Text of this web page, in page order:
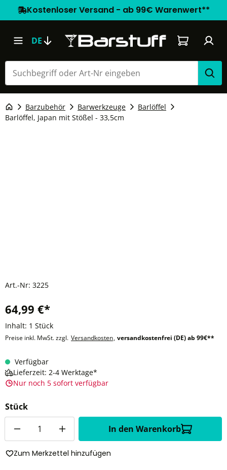
Kostenloser Versand - ab 99€ Warenwert**
DE Warenkorb
Barzubehör Barwerkzeuge
Barlöffel
Barlöffel, Japan mit Stößel - 33,5cm
Art.-Nr: 3225
64,99 €*
Inhalt: 1 Stück
Preise inkl. MwSt. zzgl. Versandkosten, versandkostenfrei (DE) ab 99€**
Verfügbar
Lieferzeit: 2-4 Werktage*
Nur noch 5 sofort verfügbar
Stück
In den Warenkorb
Zum Merkzettel hinzufügen